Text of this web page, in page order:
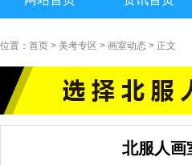
位置： 首页 > 美考专区 > 画室动态 > 正文
北服人画